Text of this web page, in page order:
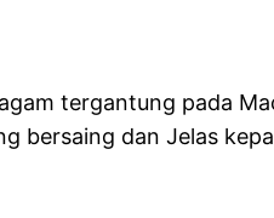
tergantung pada
bersaing dan Jelas